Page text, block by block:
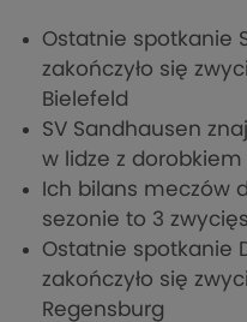
Ostatnie spotkanie
zakończyło się
Bielefeld
SV Sandhausen
w lidze z dorobkiem
Ich bilans meczów
sezonie to 3
Ostatnie spotkanie
zakończyło się
Regensburg